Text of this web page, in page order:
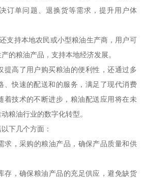
订单问题、退换货等需求，提升用户体
支持本地农民或小型粮油生产商，用户可
的粮油产品，支持本地经济发展。
提高了用户购买粮油的便利性，还通过多
、快速的配送和的服务，满足了现代消费
着技术的不断进步，粮油配送应用将在未
粮油行业的数字化转型。
下几个方面：
求，采购的粮油产品，确保产品质量和供
存，确保粮油产品的充足供应，避免缺货